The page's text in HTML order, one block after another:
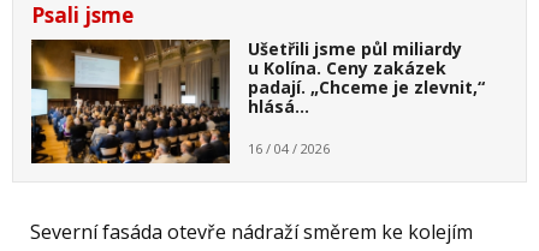
Psali jsme
Ušetřili jsme půl miliardy
u Kolína. Ceny zakázek
padají. „Chceme je zlevnit,“
hlásá…
16 / 04 / 2026
Severní fasáda otevře nádraží směrem ke kolejím